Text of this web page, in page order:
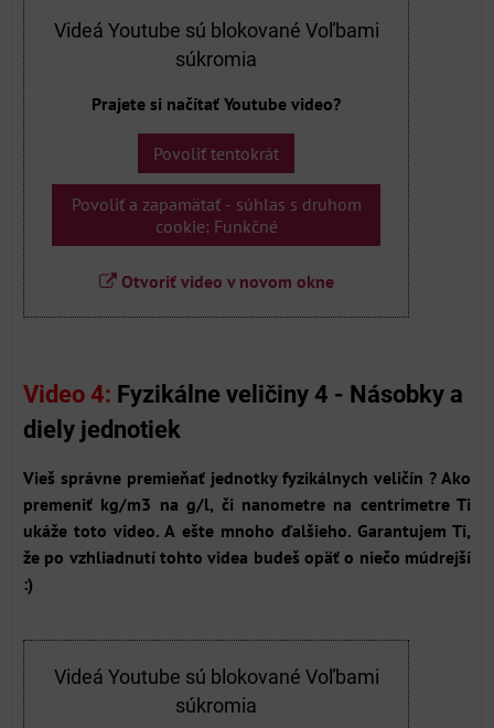
Videá Youtube sú blokované Voľbami
súkromia
Prajete si načítať Youtube video?
Povoliť tentokrát
Povoliť a zapamätať - súhlas s druhom
cookie: Funkčné
Otvoriť video v novom okne
Video 4: Fyzikálne veličiny 4 - Násobky a
diely jednotiek
Vieš správne premieňať jednotky fyzikálnych veličín ? Ako
premeniť kg/m3 na g/l, či nanometre na centrimetre Ti
ukáže toto video. A ešte mnoho ďalšieho. Garantujem Ti,
že po vzhliadnutí tohto videa budeš opäť o niečo múdrejší
:)
Videá Youtube sú blokované Voľbami
súkromia